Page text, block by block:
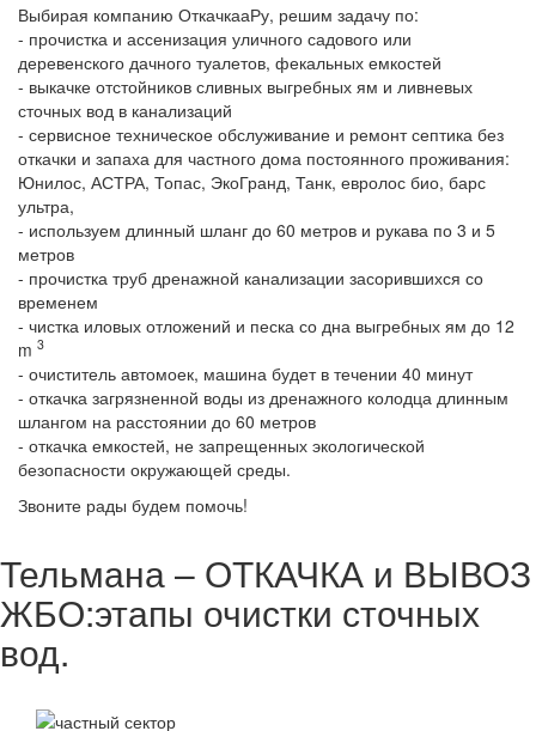
Выбирая компанию ОткачкааРу, решим задачу по:
- прочистка и ассенизация уличного садового или
деревенского дачного туалетов, фекальных емкостей
- выкачке отстойников сливных выгребных ям и ливневых
сточных вод в канализаций
- сервисное техническое обслуживание и ремонт септика без
откачки и запаха для частного дома постоянного проживания:
Юнилос, АСТРА, Топас, ЭкоГранд, Танк, евролос био, барс
ультра,
- используем длинный шланг до 60 метров и рукава по 3 и 5
метров
- прочистка труб дренажной канализации засорившихся со
временем
- чистка иловых отложений и песка со дна выгребных ям до 12
m 3
- очиститель автомоек, машина будет в течении 40 минут
- откачка загрязненной воды из дренажного колодца длинным
шлангом на расстоянии до 60 метров
- откачка емкостей, не запрещенных экологической
безопасности окружающей среды.
Звоните рады будем помочь!
Тельмана – ОТКАЧКА и ВЫВОЗ
ЖБО:этапы очистки сточных
вод.